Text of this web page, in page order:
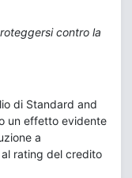
contro la
di Standard and
un effetto evidente
a
rating del credito